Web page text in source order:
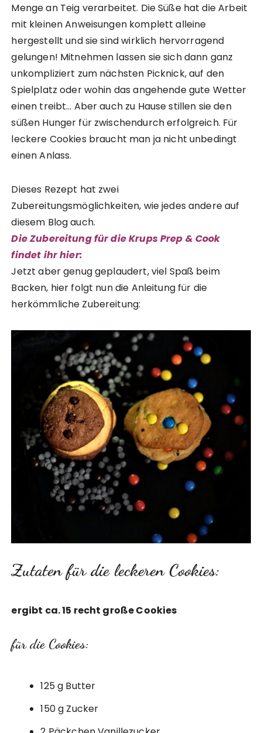
Menge an Teig verarbeitet. Die Süße hat die Arbeit
mit kleinen Anweisungen komplett alleine
hergestellt und sie sind wirklich hervorragend
gelungen! Mitnehmen lassen sie sich dann ganz
unkompliziert zum nächsten Picknick, auf den
Spielplatz oder wohin das angehende gute Wetter
einen treibt… Aber auch zu Hause stillen sie den
süßen Hunger für zwischendurch erfolgreich. Für
leckere Cookies braucht man ja nicht unbedingt
einen Anlass.
Dieses Rezept hat zwei
Zubereitungsmöglichkeiten, wie jedes andere auf
diesem Blog auch.
Die Zubereitung für die Krups Prep & Cook
findet ihr hier:
Jetzt aber genug geplaudert, viel Spaß beim
Backen, hier folgt nun die Anleitung für die
herkömmliche Zubereitung:
Zutaten für die leckeren Cookies:
ergibt ca. 15 recht große Cookies
für die Cookies:
125 g Butter
150 g Zucker